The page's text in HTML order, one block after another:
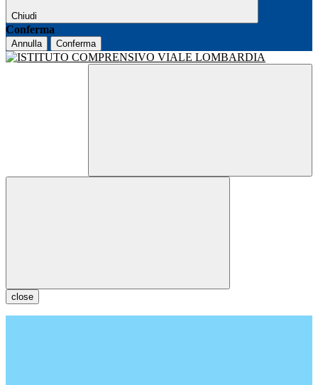
Chiudi
Conferma
Annulla Conferma
close